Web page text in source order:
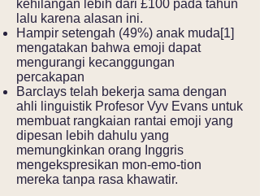
kehilangan lebih dari £100 pada tahun
lalu karena alasan ini.
Hampir setengah (49%) anak muda[1]
mengatakan bahwa emoji dapat
mengurangi kecanggungan
percakapan
Barclays telah bekerja sama dengan
ahli linguistik Profesor Vyv Evans untuk
membuat rangkaian rantai emoji yang
dipesan lebih dahulu yang
memungkinkan orang Inggris
mengekspresikan mon-emo-tion
mereka tanpa rasa khawatir.